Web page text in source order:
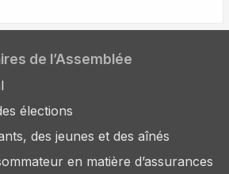
de l’Assemblée
élections
des jeunes et des aînés
en matière d’assurances